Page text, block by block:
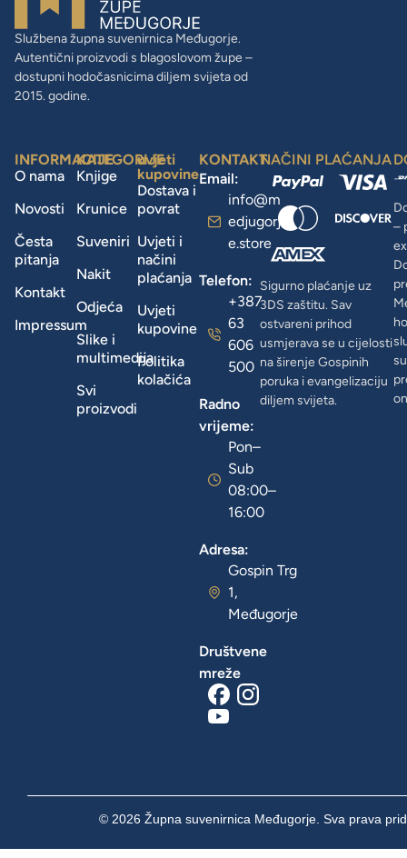
Službena župna suvenirnica Međugorje.
Autentični proizvodi s blagoslovom župe –
dostupni hodočasnicima diljem svijeta od
2015. godine.
INFORMACIJE
O nama
Novosti
Česta
pitanja
Kontakt
Impressum
KATEGORIJE
Knjige
Krunice
Suveniri
Nakit
Odjeća
Slike i
multimedija
Svi
proizvodi
uvjeti
kupovine
Dostava i
povrat
Uvjeti i
načini
plaćanja
Uvjeti
kupovine
Politika
kolačića
KONTAKT
Email:
info@m
edjugorj
e.store
Telefon:
+387
63
606
500
Radno
vrijeme:
Pon–
Sub
08:00–
16:00
Adresa:
Gospin Trg
1,
Međugorje
Društvene
mreže
NAČINI PLAĆANJA
Sigurno plaćanje uz
3DS zaštitu. Sav
ostvareni prihod
usmjerava se u cijelosti
na širenje Gospinih
poruka i evangelizaciju
diljem svijeta.
–
© 2026 Župna suvenirnica Međugorje. Sva prava